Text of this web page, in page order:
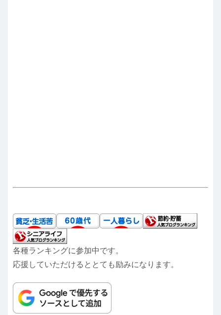
各種ランキングに参加中です。
応援していただけるととても励みになります。